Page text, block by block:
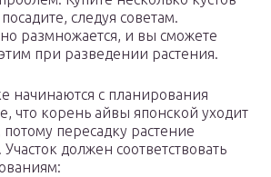
следуя советам.
размножается, и вы сможете
при разведении растения.
начинаются с планирования
что корень айвы японской уходит
пересадку растение
должен соответствовать